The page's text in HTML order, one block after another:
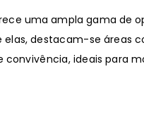
uma ampla gama de
destacam-se áreas
ideais para